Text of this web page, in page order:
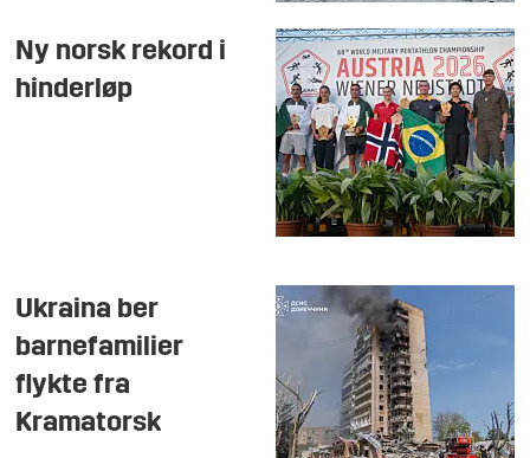
Ny norsk rekord i
hinderløp
Ukraina ber
barnefamilier
flykte fra
Kramatorsk